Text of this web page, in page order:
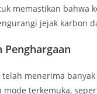
memastikan bahwa
jejak karbon
Penghargaan
telah menerima
mode terkemuka,